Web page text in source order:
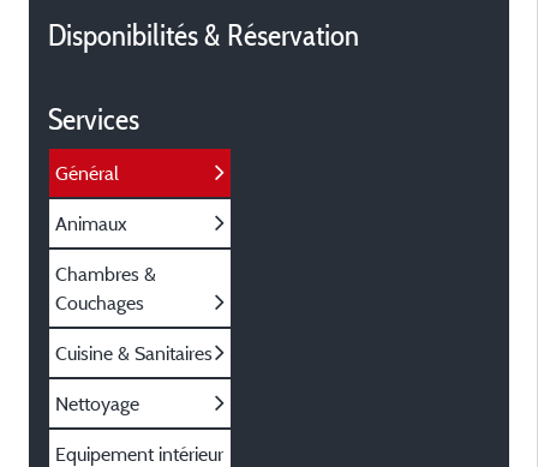
Disponibilités & Réservation
Services
Général
Animaux
Chambres &
Couchages
Cuisine & Sanitaires
Nettoyage
Equipement intérieur